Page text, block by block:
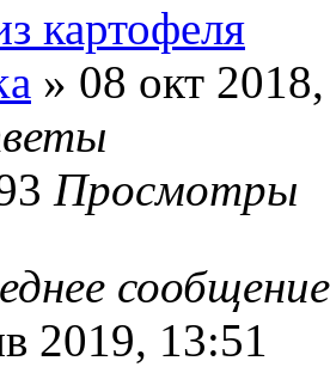
картофеля
» 08 окт
Просмотры
2019, 13:51